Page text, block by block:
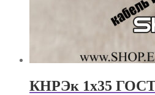
КНРЭк 1х35 ГОСТ